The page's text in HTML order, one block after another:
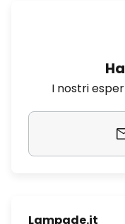
I nostri
Lampade.it